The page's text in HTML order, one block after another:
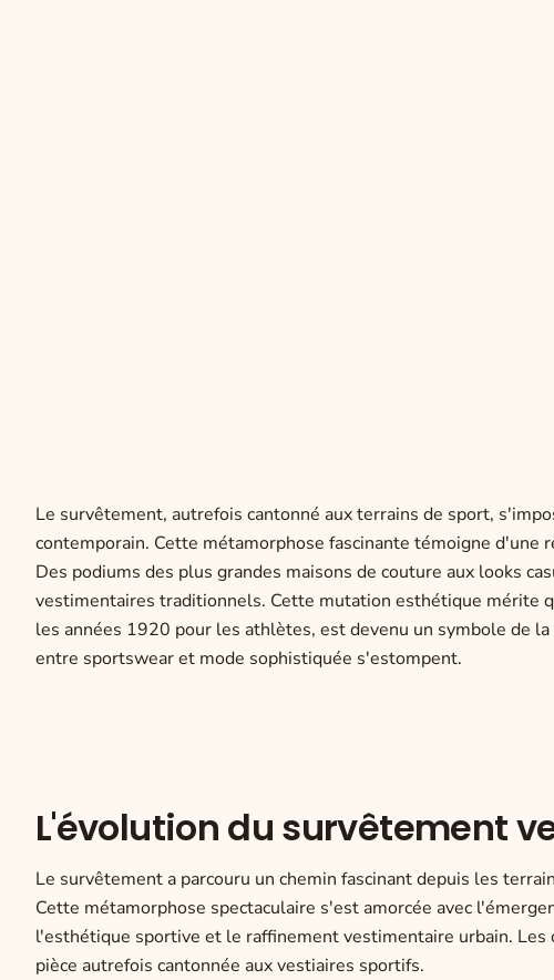
Le survêtement, autrefois cantonné aux terrains de sport,
contemporain. Cette métamorphose fascinante témoigne
Des podiums des plus grandes maisons de couture aux looks
vestimentaires traditionnels. Cette mutation esthétique mérite
les années 1920 pour les athlètes, est devenu un symbole de
entre sportswear et mode sophistiquée s'estompent.
L'évolution du survêtement
Le survêtement a parcouru un chemin fascinant depuis les
Cette métamorphose spectaculaire s'est amorcée avec
l'esthétique sportive et le raffinement vestimentaire urbain.
pièce autrefois cantonnée aux vestiaires sportifs.